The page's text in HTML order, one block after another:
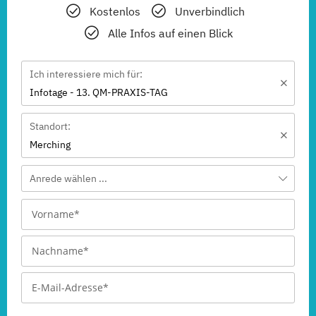
Kostenlos
Unverbindlich
Alle Infos auf einen Blick
Ich interessiere mich für:
Infotage - 13. QM-PRAXIS-TAG
Standort:
Merching
Anrede wählen ...